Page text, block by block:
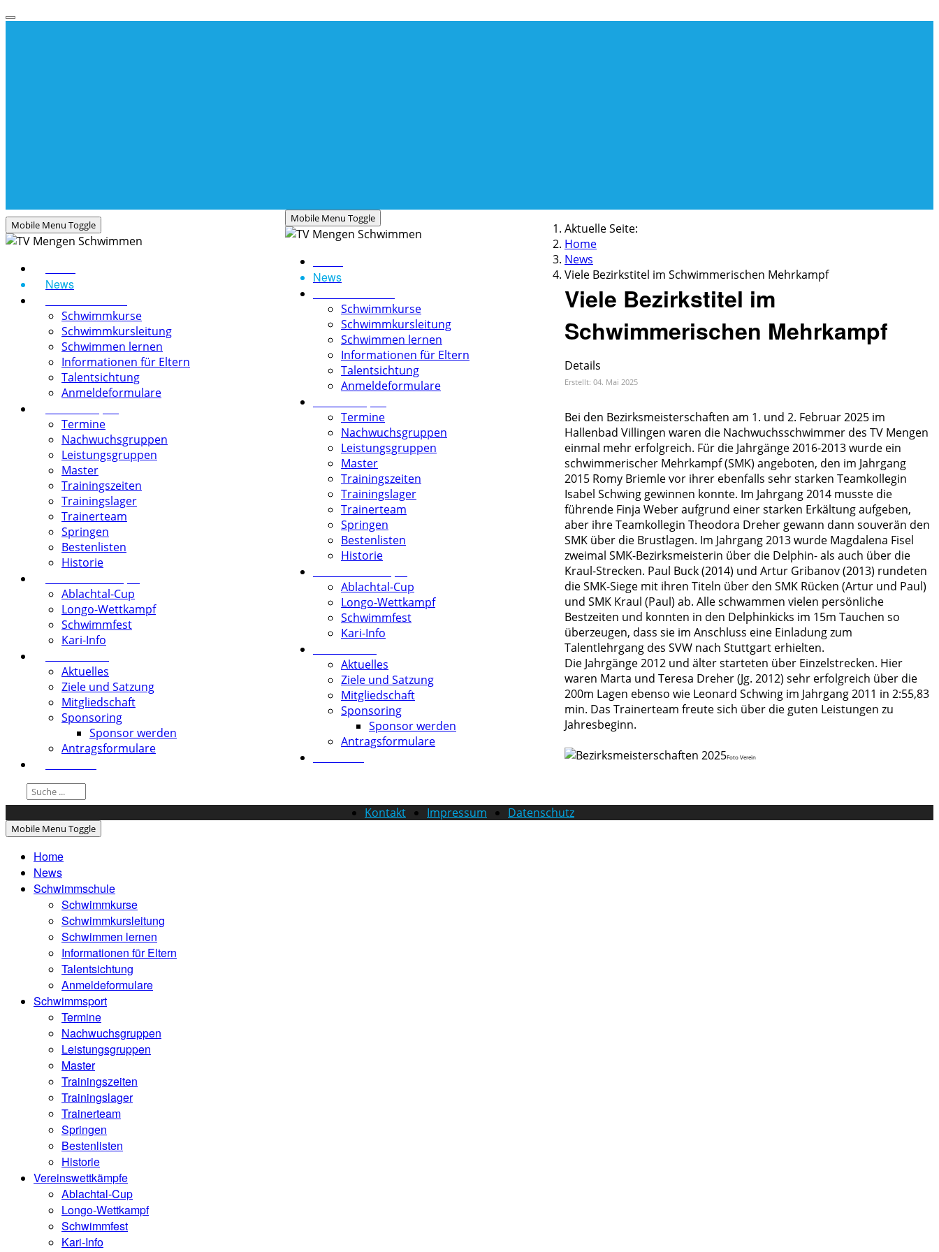
Mobile Menu Toggle
News
Schwimmkurse
Schwimmkursleitung
Schwimmen lernen
Informationen für Eltern
Talentsichtung
Anmeldeformulare
Termine
Nachwuchsgruppen
Leistungsgruppen
Master
Trainingszeiten
Trainingslager
Trainerteam
Springen
Bestenlisten
Historie
Ablachtal-Cup
Longo-Wettkampf
Schwimmfest
Kari-Info
Aktuelles
Ziele und Satzung
Mitgliedschaft
Sponsoring
Sponsor werden
Antragsformulare
Mobile Menu Toggle
News
Schwimmkurse
Schwimmkursleitung
Schwimmen lernen
Informationen für Eltern
Talentsichtung
Anmeldeformulare
Termine
Nachwuchsgruppen
Leistungsgruppen
Master
Trainingszeiten
Trainingslager
Trainerteam
Springen
Bestenlisten
Historie
Ablachtal-Cup
Longo-Wettkampf
Schwimmfest
Kari-Info
Aktuelles
Ziele und Satzung
Mitgliedschaft
Sponsoring
Sponsor werden
Antragsformulare
Aktuelle Seite:
Home
News
Viele Bezirkstitel im Schwimmerischen Mehrkampf
Viele Bezirkstitel im
Schwimmerischen Mehrkampf
Details
Erstellt: 04. Mai 2025
Bei den Bezirksmeisterschaften am 1. und 2. Februar 2025 im
Hallenbad Villingen waren die Nachwuchsschwimmer des TV Mengen
einmal mehr erfolgreich. Für die Jahrgänge 2016-2013 wurde ein
schwimmerischer Mehrkampf (SMK) angeboten, den im Jahrgang
2015 Romy Briemle vor ihrer ebenfalls sehr starken Teamkollegin
Isabel Schwing gewinnen konnte. Im Jahrgang 2014 musste die
führende Finja Weber aufgrund einer starken Erkältung aufgeben,
aber ihre Teamkollegin Theodora Dreher gewann dann souverän den
SMK über die Brustlagen. Im Jahrgang 2013 wurde Magdalena Fisel
zweimal SMK-Bezirksmeisterin über die Delphin- als auch über die
Kraul-Strecken. Paul Buck (2014) und Artur Gribanov (2013) rundeten
die SMK-Siege mit ihren Titeln über den SMK Rücken (Artur und Paul)
und SMK Kraul (Paul) ab. Alle schwammen vielen persönliche
Bestzeiten und konnten in den Delphinkicks im 15m Tauchen so
überzeugen, dass sie im Anschluss eine Einladung zum
Talentlehrgang des SVW nach Stuttgart erhielten.
Die Jahrgänge 2012 und älter starteten über Einzelstrecken. Hier
waren Marta und Teresa Dreher (Jg. 2012) sehr erfolgreich über die
200m Lagen ebenso wie Leonard Schwing im Jahrgang 2011 in 2:55,83
min. Das Trainerteam freute sich über die guten Leistungen zu
Jahresbeginn.
Foto Verein
Kontakt Impressum Datenschutz
Mobile Menu Toggle
Home
News
Schwimmschule
Schwimmkurse
Schwimmkursleitung
Schwimmen lernen
Informationen für Eltern
Talentsichtung
Anmeldeformulare
Schwimmsport
Termine
Nachwuchsgruppen
Leistungsgruppen
Master
Trainingszeiten
Trainingslager
Trainerteam
Springen
Bestenlisten
Historie
Vereinswettkämpfe
Ablachtal-Cup
Longo-Wettkampf
Schwimmfest
Kari-Info